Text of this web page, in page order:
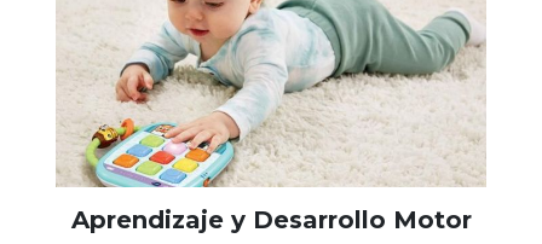
Aprendizaje y Desarrollo Motor